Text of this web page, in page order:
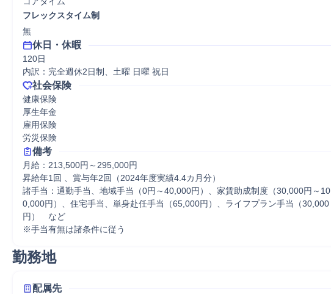
フレックスタイム制
無
休日・休暇
120日
内訳：完全週休2日制、土曜 日曜 祝日
社会保険
健康保険
厚生年金
雇用保険
労災保険
備考
月給：213,500円～295,000円
昇給年1回 、賞与年2回（2024年度実績4.4カ月分）
諸手当：通勤手当、地域手当（0円～40,000円）、家賃助成制度（30,000円～10
0,000円）、住宅手当、単身赴任手当（65,000円）、ライフプラン手当（30,000
円）　など
※手当有無は諸条件に従う
勤務地
配属先